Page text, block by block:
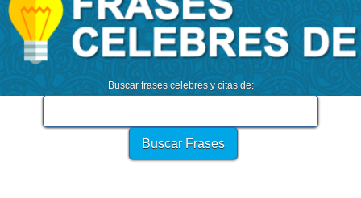
Buscar frases celebres y citas de: